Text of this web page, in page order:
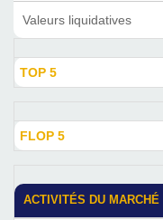
Valeurs liquidatives
TOP 5
FLOP 5
ACTIVITÉS DU MARCHÉ